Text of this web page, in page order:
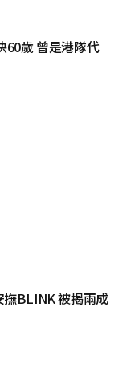
60歲 曾是港隊代
撫BLINK 被揭兩成